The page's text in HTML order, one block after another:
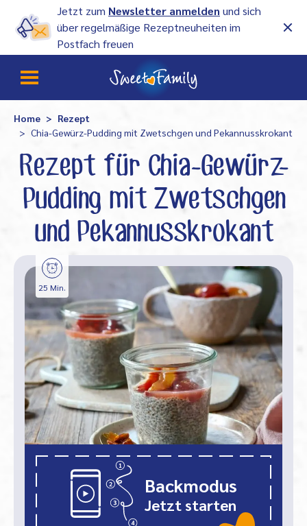
Jetzt zum Newsletter anmelden und sich
über regelmäßige Rezeptneuheiten im
Postfach freuen
Home
Rezept
Chia-Gewürz-Pudding mit Zwetschgen und Pekannusskrokant
Rezept für Chia-Gewürz-
Pudding mit Zwetschgen
und Pekannusskrokant
Backmodus
Jetzt starten
25 Min.